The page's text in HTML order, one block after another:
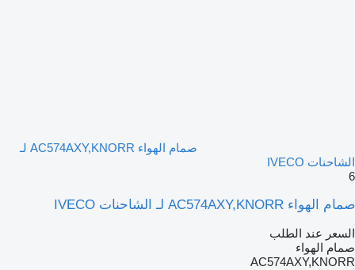
صمام الهواء AC574AXY,KNORR لـ
الشاحنات IVECO
6
صمام الهواء AC574AXY,KNORR لـ الشاحنات IVECO
السعر عند الطلب
صمام الهواء
AC574AXY,KNORR